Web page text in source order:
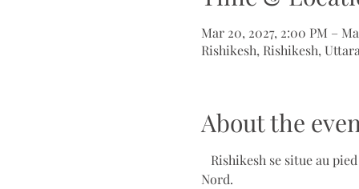
Mar 20, 2027, 2:00 PM –
Rishikesh, Rishikesh,
About the
Rishikesh se situe au
Nord.